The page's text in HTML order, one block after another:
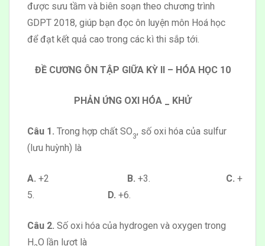
được sưu tầm và biên soạn theo chương trình
GDPT 2018, giúp bạn đọc ôn luyện môn Hoá học
để đạt kết quả cao trong các kì thi sắp tới.
ĐỀ CƯƠNG ÔN TẬP GIỮA KỲ II – HÓA HỌC 10
PHẢN ỨNG OXI HÓA _ KHỬ
Câu 1. Trong hợp chất SO3, số oxi hóa của sulfur
(lưu huỳnh) là
A. +2 B. +3. C. +
5. D. +6.
Câu 2. Số oxi hóa của hydrogen và oxygen trong
H O lần lượt là